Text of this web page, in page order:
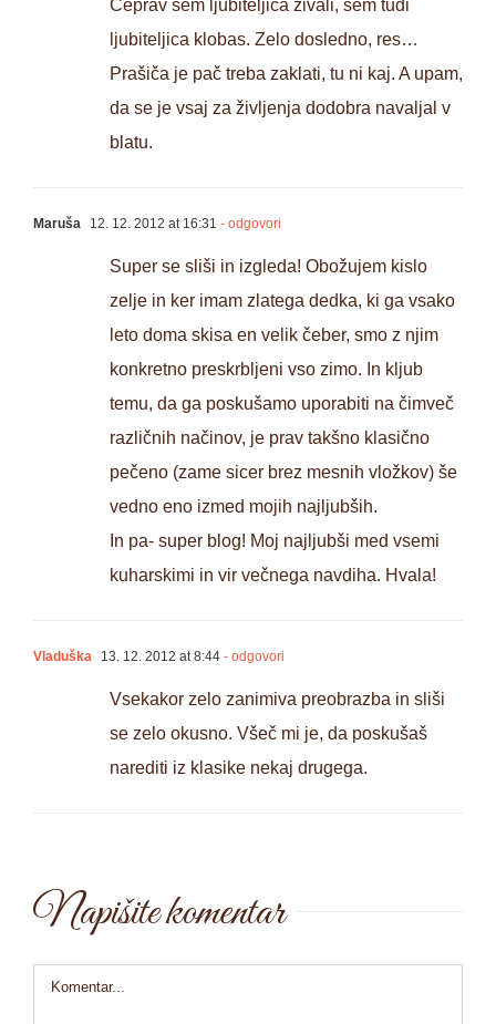
Čeprav sem ljubiteljica živali, sem tudi
ljubiteljica klobas. Zelo dosledno, res…
Prašiča je pač treba zaklati, tu ni kaj. A upam,
da se je vsaj za življenja dodobra navaljal v
blatu.
Maruša 12. 12. 2012 at 16:31 - odgovori
Super se sliši in izgleda! Obožujem kislo
zelje in ker imam zlatega dedka, ki ga vsako
leto doma skisa en velik čeber, smo z njim
konkretno preskrbljeni vso zimo. In kljub
temu, da ga poskušamo uporabiti na čimveč
različnih načinov, je prav takšno klasično
pečeno (zame sicer brez mesnih vložkov) še
vedno eno izmed mojih najljubših.
In pa- super blog! Moj najljubši med vsemi
kuharskimi in vir večnega navdiha. Hvala!
Vladuška 13. 12. 2012 at 8:44 - odgovori
Vsekakor zelo zanimiva preobrazba in sliši
se zelo okusno. Všeč mi je, da poskušaš
narediti iz klasike nekaj drugega.
Napišite komentar
Comment